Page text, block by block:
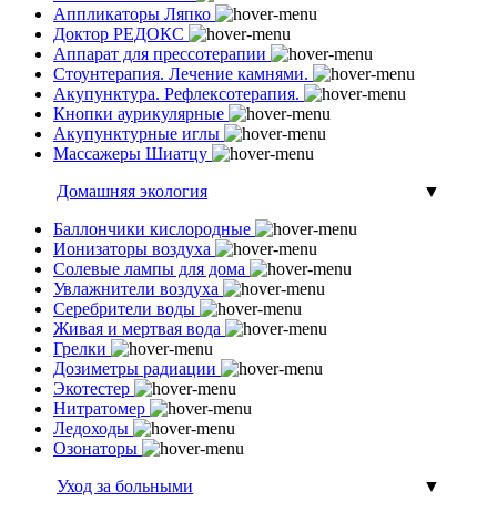
Аппликаторы Ляпко
Доктор РЕДОКС
Аппарат для прессотерапии
Стоунтерапия. Лечение камнями.
Акупунктура. Рефлексотерапия.
Кнопки аурикулярные
Акупунктурные иглы
Массажеры Шиатцу
Домашняя экология
▼
Баллончики кислородные
Ионизаторы воздуха
Солевые лампы для дома
Увлажнители воздуха
Серебрители воды
Живая и мертвая вода
Грелки
Дозиметры радиации
Экотестер
Нитратомер
Ледоходы
Озонаторы
Уход за больными
▼